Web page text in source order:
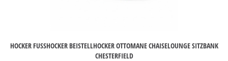
HOCKER FUSSHOCKER BEISTELLHOCKER OTTOMANE CHAISELOUNGE SITZBANK C
HESTERFIELD